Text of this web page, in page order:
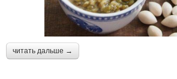
читать дальше →